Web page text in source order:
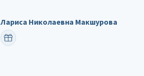
Лариса Николаевна Макшурова
ПОЗДРАВИТЬ